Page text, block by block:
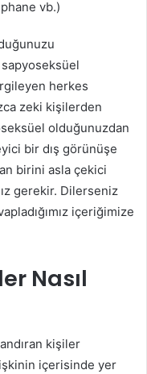
vb.)
herkes
zeki kişilerden
olduğunuzdan
bir dış görünüşe
birini asla çekici
gerekir. Dilerseniz
içeriğimize
Nasıl
kişiler
içerisinde yer